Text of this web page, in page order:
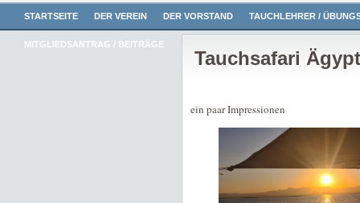
STARTSEITE DER VEREIN DER VORSTAND TAUCHLEHRER /
MITGLIEDSANTRAG / BEITRÄGE
Tauchsafari
ein paar Impressionen